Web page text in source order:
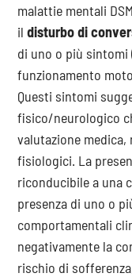
malattie mentali
ildisturbo di
di uno o più
funzionamento
Questi sintomi
fisico/neurologico
valutazione
fisiologici. La
riconducibile a una
presenza di uno o
comportamentali
negativamente la
rischio di